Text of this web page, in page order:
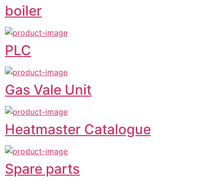
boiler
PLC
Gas Vale Unit
Heatmaster Catalogue
Spare parts